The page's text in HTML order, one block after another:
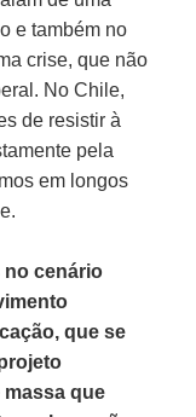
e também no
crise, que não
No Chile,
de resistir à
pela
em longos
no cenário
que se
massa que